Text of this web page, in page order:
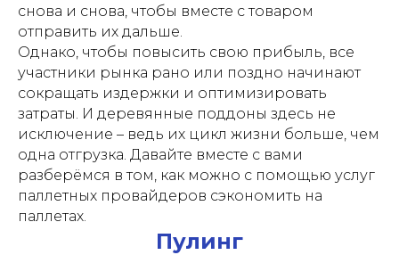
снова и снова, чтобы вместе с товаром
отправить их дальше.
Однако, чтобы повысить свою прибыль, все
участники рынка рано или поздно начинают
сокращать издержки и оптимизировать
затраты. И деревянные поддоны здесь не
исключение – ведь их цикл жизни больше, чем
одна отгрузка. Давайте вместе с вами
разберёмся в том, как можно с помощью услуг
паллетных провайдеров сэкономить на
паллетах.
Пулинг